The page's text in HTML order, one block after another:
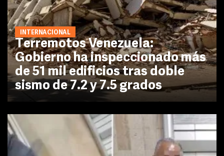
INTERNACIONAL
Terremotos Venezuela:
Gobierno ha inspeccionado más
de 51 mil edificios tras doble
sismo de 7.2 y 7.5 grados